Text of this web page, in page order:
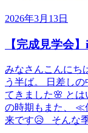
2026年3月13日
【完成見学会
みなさんこんにち
う半ば。 日差し
てきました🌸 とは
の時期もまた、 ≪
来です😥 そんな